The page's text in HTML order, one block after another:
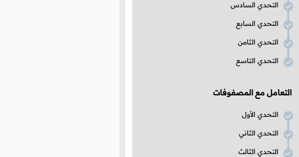
التحدي السادس
التحدي السابع
التحدي الثامن
التحدي التاسع
التعامل مع المصفوفات
التحدي الأول
التحدي الثاني
التحدي الثالث